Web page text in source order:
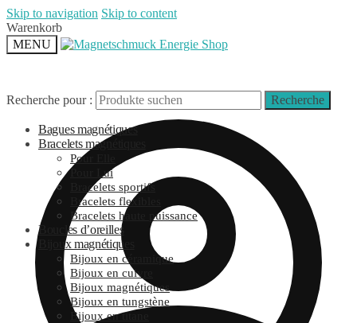
Skip to navigation Skip to content
Warenkorb
MENU
Recherche pour : Recherche
Bagues magnétiques
Bracelets magnétiques
Pour Elle
Pour Lui
Bracelets sportifs
Bracelets flexibles
Bracelets haute puissance
Boucles d’oreilles
Bijoux magnétiques
Bijoux en céramique
Bijoux en cuivre
Bijoux magnétiques
Bijoux en tungstène
Bijoux en titane